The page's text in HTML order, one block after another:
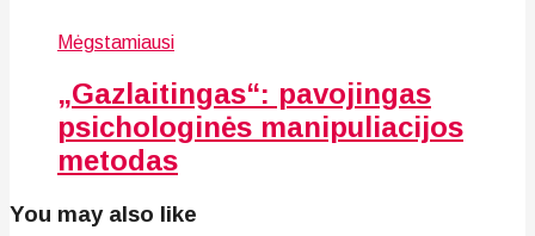
Mėgstamiausi
„Gazlaitingas“: pavojingas
psichologinės manipuliacijos
metodas
You may also like